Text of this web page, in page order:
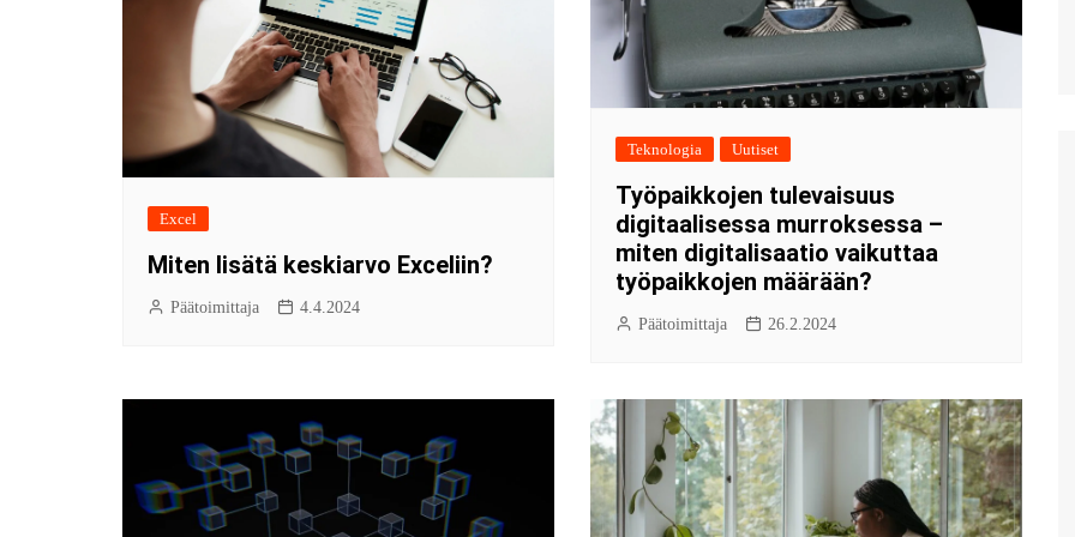
Excel
Miten lisätä keskiarvo Exceliin?
Päätoimittaja 4.4.2024
Teknologia Uutiset
Työpaikkojen tulevaisuus
digitaalisessa murroksessa –
miten digitalisaatio vaikuttaa
työpaikkojen määrään?
Päätoimittaja 26.2.2024